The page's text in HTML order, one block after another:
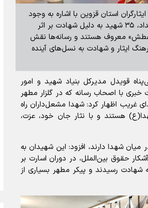
استان قزوین با اشاره به وجود
۷۵ شهید غریب در این استان، گفت: از این تعداد، ۳۵ شهید به دلیل شهادت بر اثر
عطش» معروف هستند و رسانه‌ها نقش
ایثار و شهادت به نسل‌های آینده
قویدل مدیرکل بنیاد شهید و امور
با اصحاب رسانه که در گلزار مطهر
غریب اظهار کرد: شهدا مشعل‌داران راه
هستند و با نثار جان خود، عزت،
میان شهدا دارند، افزود: این شهیدان به
حقوق بین‌الملل، در دوران اسارت بر
رسیدند و پیکر مطهر بسیاری از